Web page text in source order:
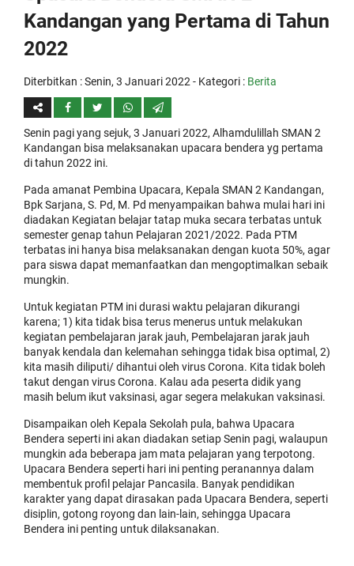
Kandangan yang Pertama di Tahun
2022
Diterbitkan :Senin, 3 Januari 2022 - Kategori : Berita
Senin pagi yang sejuk, 3 Januari 2022, Alhamdulillah SMAN 2
Kandangan bisa melaksanakan upacara bendera yg pertama
di tahun 2022 ini.
Pada amanat Pembina Upacara, Kepala SMAN 2 Kandangan,
Bpk Sarjana, S. Pd, M. Pd menyampaikan bahwa mulai hari ini
diadakan Kegiatan belajar tatap muka secara terbatas untuk
semester genap tahun Pelajaran 2021/2022. Pada PTM
terbatas ini hanya bisa melaksanakan dengan kuota 50%, agar
para siswa dapat memanfaatkan dan mengoptimalkan sebaik
mungkin.
Untuk kegiatan PTM ini durasi waktu pelajaran dikurangi
karena; 1) kita tidak bisa terus menerus untuk melakukan
kegiatan pembelajaran jarak jauh, Pembelajaran jarak jauh
banyak kendala dan kelemahan sehingga tidak bisa optimal, 2)
kita masih diliputi/ dihantui oleh virus Corona. Kita tidak boleh
takut dengan virus Corona. Kalau ada peserta didik yang
masih belum ikut vaksinasi, agar segera melakukan vaksinasi.
Disampaikan oleh Kepala Sekolah pula, bahwa Upacara
Bendera seperti ini akan diadakan setiap Senin pagi, walaupun
mungkin ada beberapa jam mata pelajaran yang terpotong.
Upacara Bendera seperti hari ini penting peranannya dalam
membentuk profil pelajar Pancasila. Banyak pendidikan
karakter yang dapat dirasakan pada Upacara Bendera, seperti
disiplin, gotong royong dan lain-lain, sehingga Upacara
Bendera ini penting untuk dilaksanakan.